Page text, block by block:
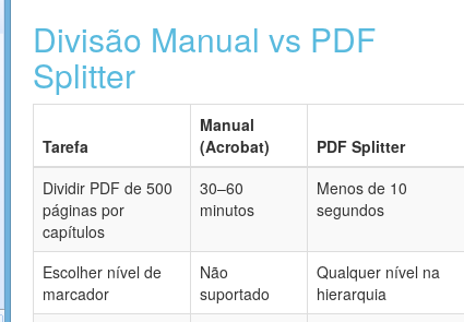
Divisão Manual vs PDF
Splitter
Tarefa
Manual
(Acrobat)
PDF Splitter
Dividir PDF de 500
páginas por
capítulos
30–60
minutos
Menos de 10
segundos
Escolher nível de
marcador
Não
suportado
Qualquer nível na
hierarquia